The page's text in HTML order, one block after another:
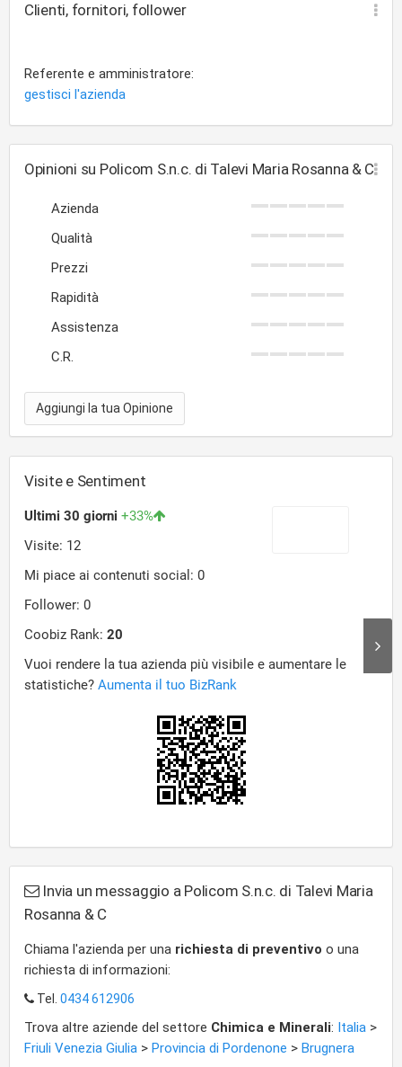
Clienti, fornitori, follower
Referente e amministratore:
gestisci l'azienda
Opinioni su Policom S.n.c. di Talevi Maria Rosanna & C
Azienda
Qualità
Prezzi
Rapidità
Assistenza
C.R.
Aggiungi la tua Opinione
Visite e Sentiment
Invia un messaggio a Policom S.n.c. di Talevi Maria
Rosanna & C
Chiama l'azienda per una richiesta di preventivo o una
richiesta di informazioni:
Tel. 0434 612906
Trova altre aziende del settore Chimica e Minerali: Italia >
Friuli Venezia Giulia > Provincia di Pordenone > Brugnera